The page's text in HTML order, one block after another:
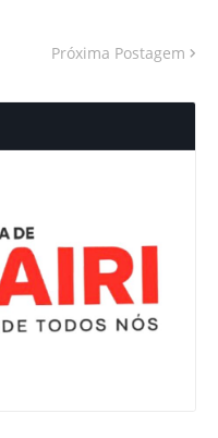
Próxima Postagem